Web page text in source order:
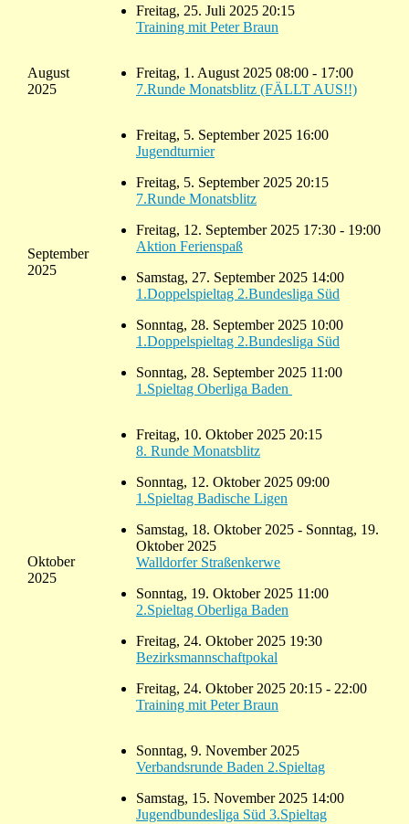
Freitag, 25. Juli 2025 20:15
Training mit Peter Braun
August
2025
Freitag, 1. August 2025 08:00 - 17:00
7.Runde Monatsblitz (FÄLLT AUS!!)
September
2025
Freitag, 5. September 2025 16:00
Jugendturnier
Freitag, 5. September 2025 20:15
7.Runde Monatsblitz
Freitag, 12. September 2025 17:30 - 19:00
Aktion Ferienspaß
Samstag, 27. September 2025 14:00
1.Doppelspieltag 2.Bundesliga Süd
Sonntag, 28. September 2025 10:00
1.Doppelspieltag 2.Bundesliga Süd
Sonntag, 28. September 2025 11:00
1.Spieltag Oberliga Baden
Oktober
2025
Freitag, 10. Oktober 2025 20:15
8. Runde Monatsblitz
Sonntag, 12. Oktober 2025 09:00
1.Spieltag Badische Ligen
Samstag, 18. Oktober 2025 - Sonntag, 19.
Oktober 2025
Walldorfer Straßenkerwe
Sonntag, 19. Oktober 2025 11:00
2.Spieltag Oberliga Baden
Freitag, 24. Oktober 2025 19:30
Bezirksmannschaftpokal
Freitag, 24. Oktober 2025 20:15 - 22:00
Training mit Peter Braun
Sonntag, 9. November 2025
Verbandsrunde Baden 2.Spieltag
Samstag, 15. November 2025 14:00
Jugendbundesliga Süd 3.Spieltag